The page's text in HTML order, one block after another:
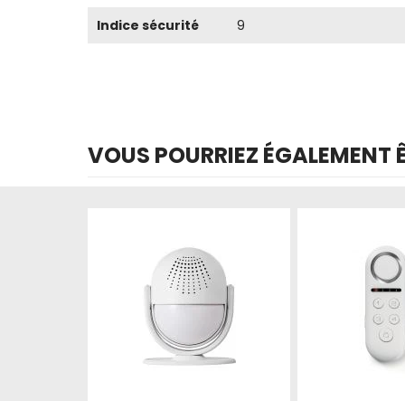
Indice sécurité 9
VOUS POURRIEZ ÉGALEMENT